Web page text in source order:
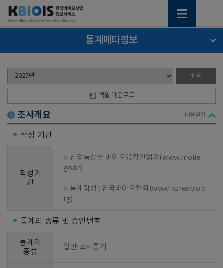
통계메타정보
엑셀 다운로드
조사개요 내용닫기
작성 기관
작성기
관
○ 산업통상부 바이오융합산업과(www.motie.
go.kr)
○ 통계작성 : 한국바이오협회(www.koreabio.o
rg)
통계의 종류 및 승인번호
통계의
종류
일반⋅조사통계